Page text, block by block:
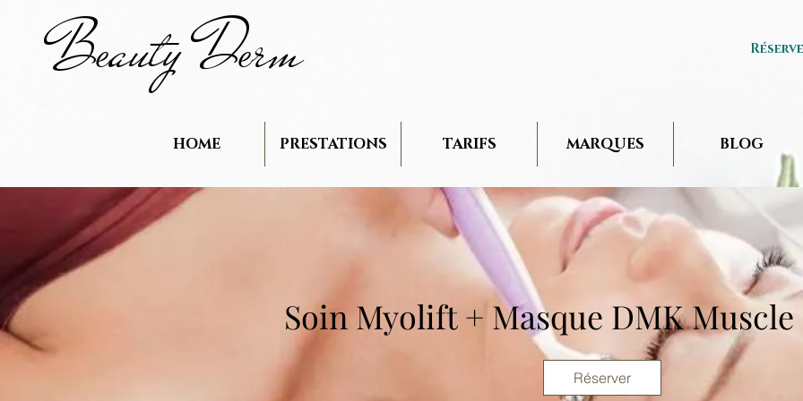
Beauty Derm
HOME PRESTATIONS TARIFS MARQUES BLOG
Soin Myolift + Masque DMK
Réserver